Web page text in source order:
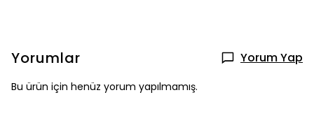
Yorumlar Yorum Yap
Bu ürün için henüz yorum yapılmamış.